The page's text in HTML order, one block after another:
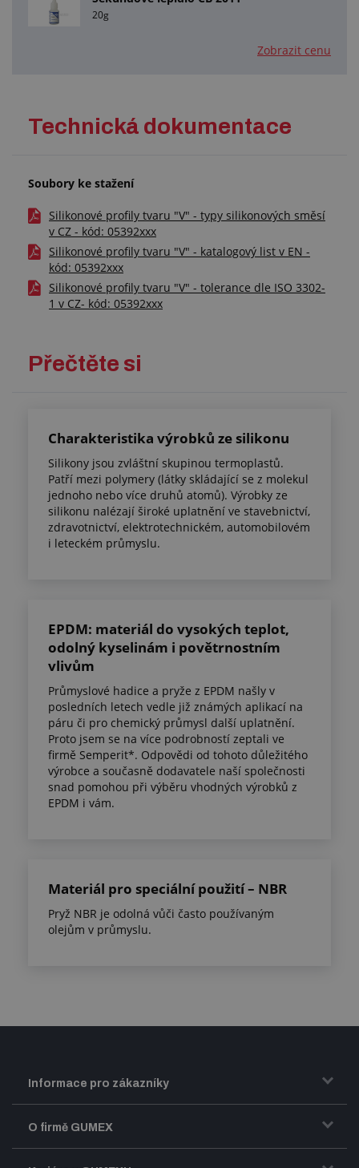
20g
Zobrazit cenu
Technická dokumentace
Soubory ke stažení
Silikonové profily tvaru "V" - typy silikonových směsí
v CZ - kód: 05392xxx
Silikonové profily tvaru "V" - katalogový list v EN -
kód: 05392xxx
Silikonové profily tvaru "V" - tolerance dle ISO 3302-
1 v CZ- kód: 05392xxx
Přečtěte si
Charakteristika výrobků ze silikonu
Silikony jsou zvláštní skupinou termoplastů.
Patří mezi polymery (látky skládající se z molekul
jednoho nebo více druhů atomů). Výrobky ze
silikonu nalézají široké uplatnění ve stavebnictví,
zdravotnictví, elektrotechnickém, automobilovém
i leteckém průmyslu.
EPDM: materiál do vysokých teplot,
odolný kyselinám i povětrnostním
vlivům
Průmyslové hadice a pryže z EPDM našly v
posledních letech vedle již známých aplikací na
páru či pro chemický průmysl další uplatnění.
Proto jsem se na více podrobností zeptali ve
firmě Semperit*. Odpovědi od tohoto důležitého
výrobce a současně dodavatele naší společnosti
snad pomohou při výběru vhodných výrobků z
EPDM i vám.
Materiál pro speciální použití – NBR
Pryž NBR je odolná vůči často používaným
olejům v průmyslu.
Informace pro zákazníky
Doprava a zasílání zboží
Obchodní podmínky
O firmě GUMEX